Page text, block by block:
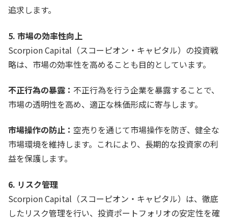
追求します。
5. 市場の効率性向上
Scorpion Capital（スコーピオン・キャピタル）の投資戦
略は、市場の効率性を高めることも目的としています。
不正行為の暴露： 不正行為を行う企業を暴露することで、
市場の透明性を高め、適正な株価形成に寄与します。
市場操作の防止： 空売りを通じて市場操作を防ぎ、健全な
市場環境を維持します。これにより、長期的な投資家の利
益を保護します。
6. リスク管理
Scorpion Capital（スコーピオン・キャピタル）は、徹底
したリスク管理を行い、投資ポートフォリオの安定性を確